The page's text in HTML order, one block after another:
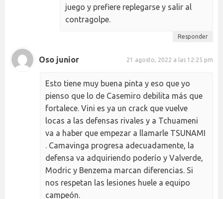
juego y prefiere replegarse y salir al
contragolpe.
Responder
Oso junior 21 agosto, 2022 a las 12:25 pm
Esto tiene muy buena pinta y eso que yo
pienso que lo de Casemiro debilita más que
fortalece. Vini es ya un crack que vuelve
locas a las defensas rivales y a Tchuameni
va a haber que empezar a llamarle TSUNAMI
. Camavinga progresa adecuadamente, la
defensa va adquiriendo poderío y Valverde,
Modric y Benzema marcan diferencias. Si
nos respetan las lesiones huele a equipo
campeón.